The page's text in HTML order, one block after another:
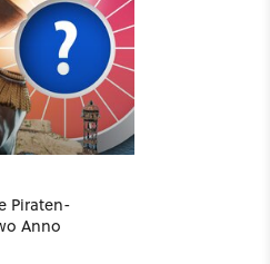
Piraten-
Anno